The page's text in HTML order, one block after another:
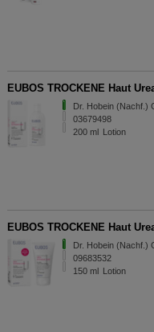
EUBOS TROCKENE Haut
Dr. Hobein (Nachf.)
03679498
200 ml Lotion
EUBOS TROCKENE Haut
Dr. Hobein (Nachf.)
09683532
150 ml Lotion